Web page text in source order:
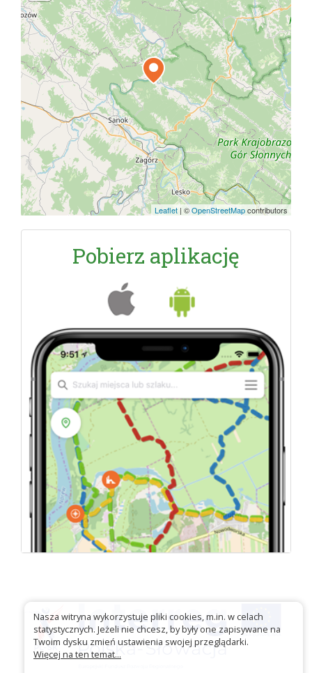
Leaflet | ©OpenStreetMapcontributors
Pobierz aplikację
Nasza witryna wykorzystuje pliki cookies, m.in. w celach
statystycznych. Jeżeli nie chcesz, by były one zapisywane na
Twoim dysku zmień ustawienia swojej przeglądarki.
Więcej na ten temat...